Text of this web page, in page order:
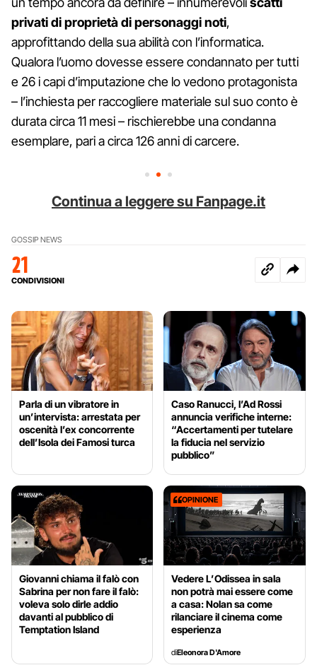
privati di proprietà di personaggi noti,
approfittando della sua abilità con l’informatica.
Qualora l’uomo dovesse essere condannato per tutti
e 26 i capi d’imputazione che lo vedono protagonista
– l’inchiesta per raccogliere materiale sul suo conto è
durata circa 11 mesi – rischierebbe una condanna
esemplare, pari a circa 126 anni di carcere.
Continua a leggere su Fanpage.it
GOSSIP NEWS
21
CONDIVISIONI
Parla di un vibratore in
un’intervista: arrestata per
oscenità l’ex concorrente
dell’Isola dei Famosi turca
Caso Ranucci, l’Ad Rossi
annuncia verifiche interne:
“Accertamenti per tutelare
la fiducia nel servizio
pubblico”
Giovanni chiama il falò con
Sabrina per non fare il falò:
voleva solo dirle addio
davanti al pubblico di
Temptation Island
OPINIONE
Vedere L’Odissea in sala
non potrà mai essere come
a casa: Nolan sa come
rilanciare il cinema come
esperienza
diEleonora D'Amore